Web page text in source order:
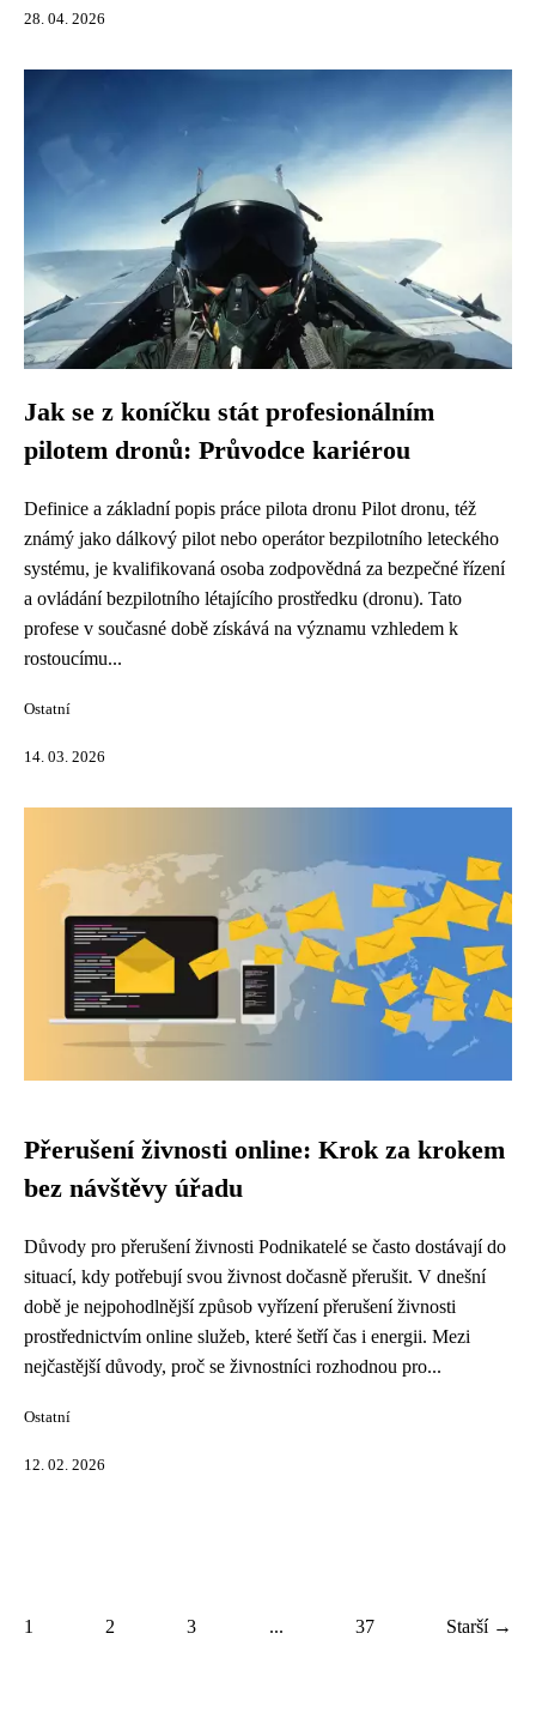
28. 04. 2026
Jak se z koníčku stát profesionálním
pilotem dronů: Průvodce kariérou
Definice a základní popis práce pilota dronu Pilot dronu, též
známý jako dálkový pilot nebo operátor bezpilotního leteckého
systému, je kvalifikovaná osoba zodpovědná za bezpečné řízení
a ovládání bezpilotního létajícího prostředku (dronu). Tato
profese v současné době získává na významu vzhledem k
rostoucímu...
Ostatní
14. 03. 2026
Přerušení živnosti online: Krok za krokem
bez návštěvy úřadu
Důvody pro přerušení živnosti Podnikatelé se často dostávají do
situací, kdy potřebují svou živnost dočasně přerušit. V dnešní
době je nejpohodlnější způsob vyřízení přerušení živnosti
prostřednictvím online služeb, které šetří čas i energii. Mezi
nejčastější důvody, proč se živnostníci rozhodnou pro...
Ostatní
12. 02. 2026
1 2 3 ... 37 Starší →